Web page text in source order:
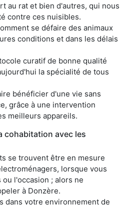
au rat et bien d'autres, qui nous
contre ces nuisibles.
se défaire des animaux
conditions et dans les délais
curatif de bonne qualité
la spécialité de tous
bénéficier d'une vie sans
grâce à une intervention
meilleurs appareils.
cohabitation avec les
se trouvent être en mesure
lorsque vous
l'occasion ; alors ne
à Donzère.
dans votre environnement de